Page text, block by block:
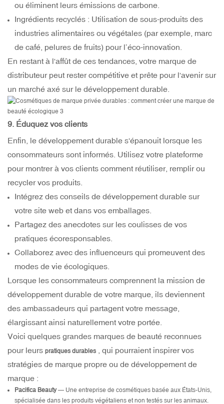
ou éliminent leurs émissions de carbone.
Ingrédients recyclés : Utilisation de sous-produits des
industries alimentaires ou végétales (par exemple, marc
de café, pelures de fruits) pour l’éco-innovation.
En restant à l'affût de ces tendances, votre marque de
distributeur peut rester compétitive et prête pour l'avenir sur
un marché axé sur le développement durable.
9. Éduquez vos clients
Enfin, le développement durable s'épanouit lorsque les
consommateurs sont informés. Utilisez votre plateforme
pour montrer à vos clients comment réutiliser, remplir ou
recycler vos produits.
Intégrez des conseils de développement durable sur
votre site web et dans vos emballages.
Partagez des anecdotes sur les coulisses de vos
pratiques écoresponsables.
Collaborez avec des influenceurs qui promeuvent des
modes de vie écologiques.
Lorsque les consommateurs comprennent la mission de
développement durable de votre marque, ils deviennent
des ambassadeurs qui partagent votre message,
élargissant ainsi naturellement votre portée.
Voici quelques grandes marques de beauté reconnues
pour leurs pratiques durables
, qui pourraient inspirer vos
stratégies de marque propre ou de développement de
marque :
Pacifica Beauty— Une entreprise de cosmétiques basée aux États-Unis,
spécialisée dans les produits végétaliens et non testés sur les animaux.